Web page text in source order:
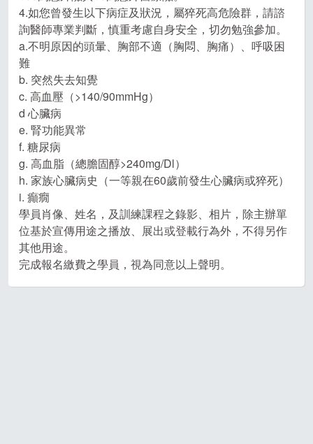
4.如您曾發生以下病症及狀況，屬猝死高危險群，請諮
詢醫師專業判斷，慎重考慮自身安全，切勿勉強參加。
a.不明原因的頭暈、胸部不適（胸悶、胸痛）、呼吸困
難
b. 突然失去知覺
c. 高血壓（>140/90mmHg）
d 心臟病
e. 腎功能異常
f. 糖尿病
g. 高血脂（總膽固醇>240mg/Dl）
h. 家族心臟病史（一等親在60歲前發生心臟病或猝死）
i. 癲癇
學員肖像、姓名，及訓練課程之錄影、相片，除主辦單
位基於宣傳用途之播放、展出或登載行為外，不得另作
其他用途。
完成報名繳費之學員，視為同意以上聲明。